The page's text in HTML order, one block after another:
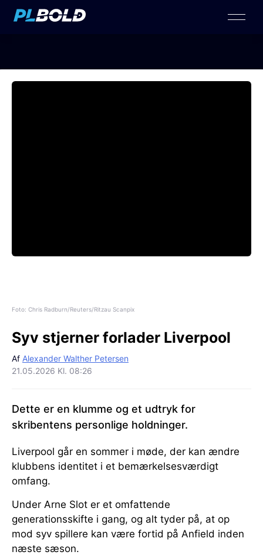
Foto: Chris Radburn/Reuters/Ritzau Scanpix
Syv stjerner forlader Liverpool
Af Alexander Walther Petersen
21.05.2026 Kl. 08:26
Dette er en klumme og et udtryk for
skribentens personlige holdninger.
Liverpool går en sommer i møde, der kan ændre
klubbens identitet i et bemærkelsesværdigt
omfang.
Under Arne Slot er et omfattende
generationsskifte i gang, og alt tyder på, at op
mod syv spillere kan være fortid på Anfield inden
næste sæson.